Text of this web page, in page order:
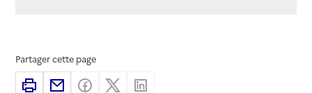
Partager cette page
ImprimerPartager par email
Partager sur Facebook
Partager sur X